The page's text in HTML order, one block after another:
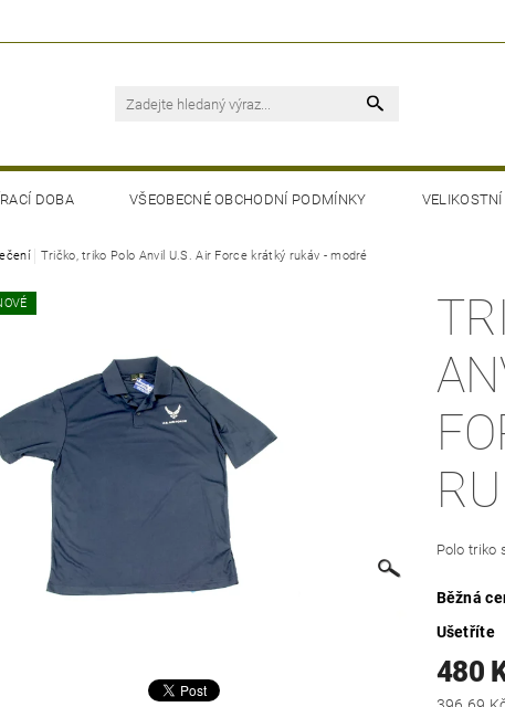
DOBA VŠEOBECNÉ OBCHODNÍ PODMÍNKY
Tričko, triko Polo Anvil U.S. Air Force krátký rukáv - modré
Polo triko
Běžná
Ušetříte
480